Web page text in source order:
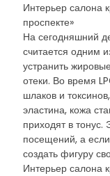
Интерьер салона
проспекте»
На сегодняшний
считается одним
устранить
отеки. Во время
шлаков и
эластина, кожа
приходят в
посещений, а
создать фигуру
Интерьер салона